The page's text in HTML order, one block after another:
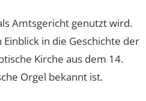
Amtsgericht genutzt wird.
in die Geschichte der
Kirche aus dem 14.
Orgel bekannt ist.